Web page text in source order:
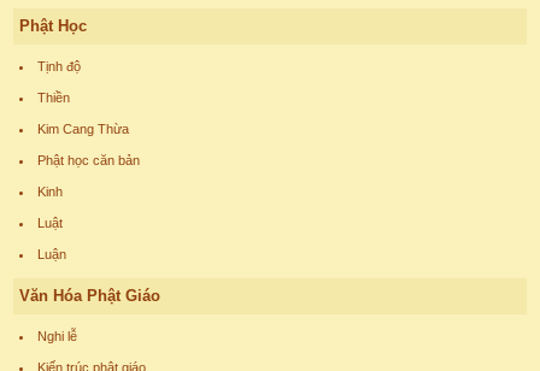
Phật Học
Tịnh độ
Thiền
Kim Cang Thừa
Phật học căn bản
Kinh
Luật
Luận
Văn Hóa Phật Giáo
Nghi lễ
Kiến trúc phật giáo